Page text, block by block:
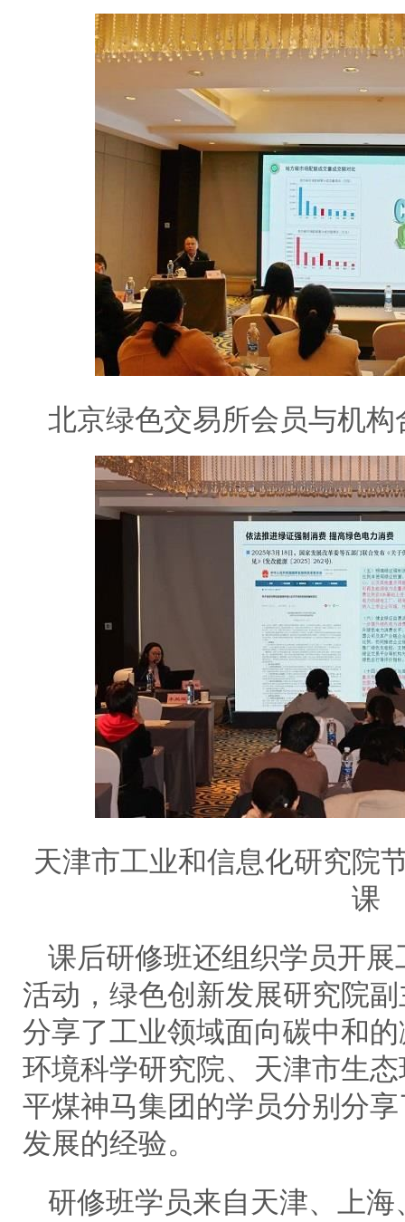
北京绿色交易所会员与机
天津市工业和信息化研究院
课
课后研修班还组织学员开
活动，绿色创新发展研究院
分享了工业领域面向碳中和
环境科学研究院、天津市生
平煤神马集团的学员分别分
发展的经验。
研修班学员来自天津、上